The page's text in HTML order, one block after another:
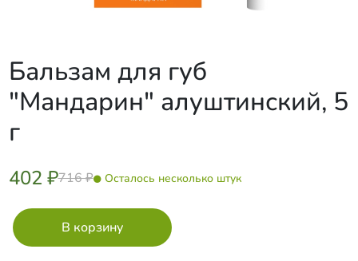
Бальзам для губ
"Мандарин" алуштинский, 5
г
402 ₽716 ₽ Осталось несколько штук